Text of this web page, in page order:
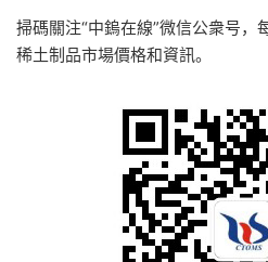
掃碼關注“中鎢在線”微信公衆号，
稀土制品市場價格和資訊。